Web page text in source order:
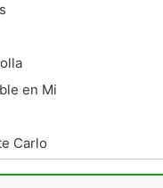
en Mi
Carlo